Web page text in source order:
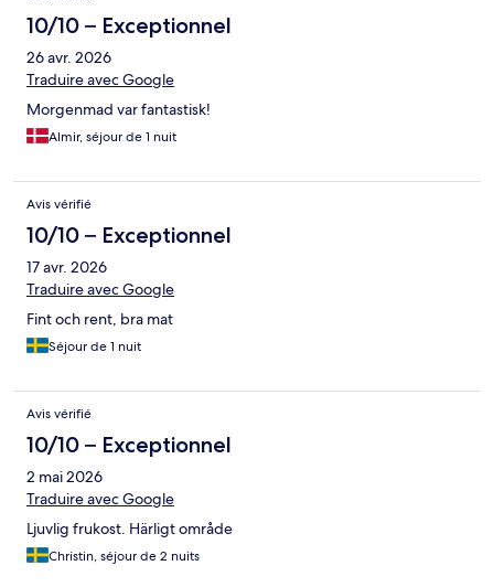
10/10 – Exceptionnel
26 avr. 2026
Traduire avec Google
Morgenmad var fantastisk!
Almir, séjour de 1 nuit
Avis vérifié
10/10 – Exceptionnel
17 avr. 2026
Traduire avec Google
Fint och rent, bra mat
Séjour de 1 nuit
Avis vérifié
10/10 – Exceptionnel
2 mai 2026
Traduire avec Google
Ljuvlig frukost. Härligt område
Christin, séjour de 2 nuits